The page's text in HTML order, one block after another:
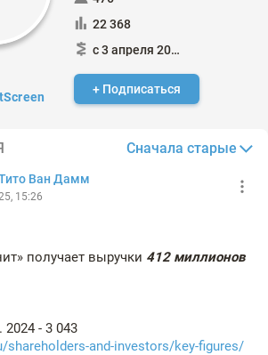
22 368
с 3 апреля 2020
+ Подписаться
Сначала старые
Ван Дамм
15:26
получает выручки 412 миллионов
- 3 043
shareholders-and-investors/key-figures/